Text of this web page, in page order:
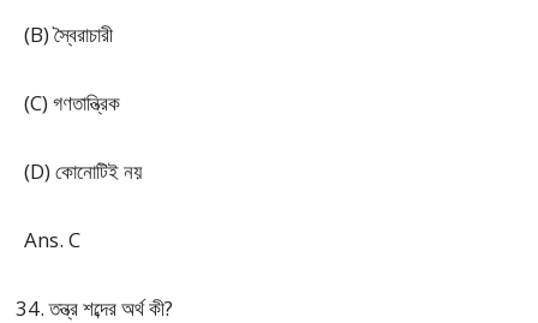
(B) স্বৈরাচারী
(C) গণতান্ত্রিক
(D) কোনোটিই নয়
Ans. C
তন্ত্র শব্দের অর্থ কী?